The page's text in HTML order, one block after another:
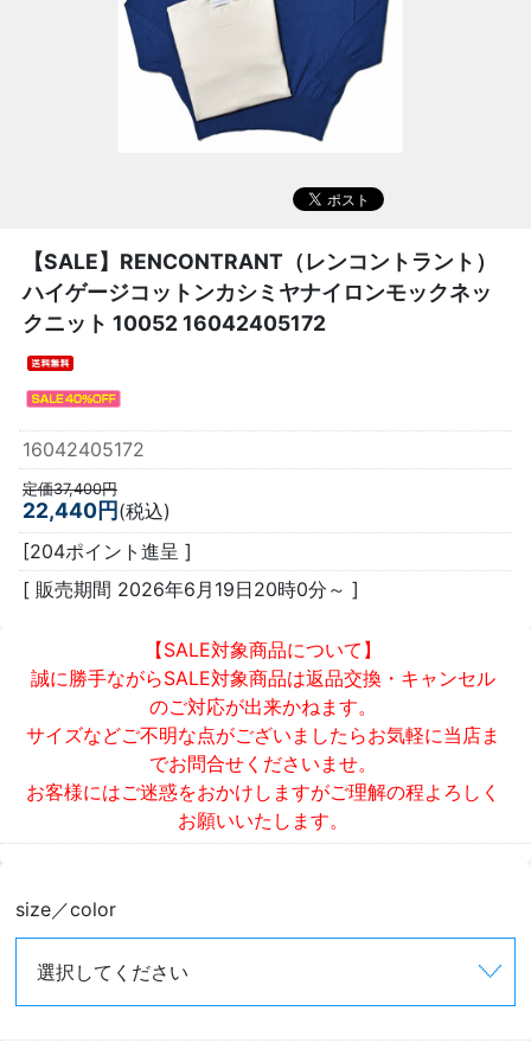
【SALE】 RENCONTRANT（レンコントラント）
ハイゲージコットンカシミヤナイロンモックネッ
クニット 10052 16042405172
16042405172
定価37,400円
22,440円(税込)
[204ポイント進呈 ]
[ 販売期間 2026年6月19日20時0分 ～ ]
【SALE対象商品について】
誠に勝手ながらSALE対象商品は返品交換・キャンセル
のご対応が出来かねます。
サイズなどご不明な点がございましたらお気軽に当店ま
でお問合せくださいませ。
お客様にはご迷惑をおかけしますがご理解の程よろしく
お願いいたします。
size／color